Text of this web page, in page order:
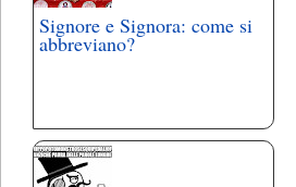
Signore e Signora: come si
abbreviano?